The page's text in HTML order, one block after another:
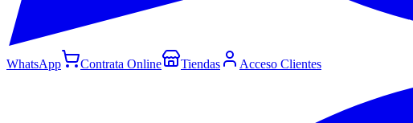
WhatsApp Contrata Online Tiendas Acceso Clientes